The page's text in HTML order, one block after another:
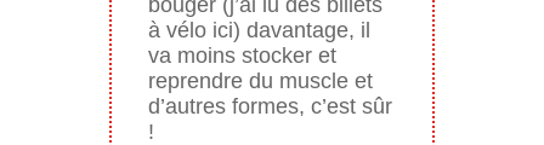
à vélo ici) davantage, il
va moins stocker et
reprendre du muscle et
d’autres formes, c’est sûr
!